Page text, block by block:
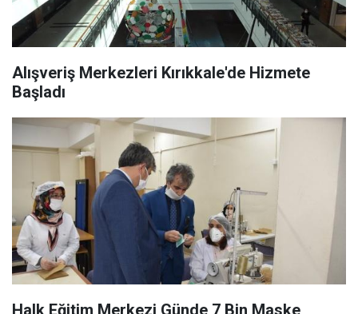
Alışveriş Merkezleri Kırıkkale'de Hizmete
Başladı
Halk Eğitim Merkezi Günde 7 Bin Maske